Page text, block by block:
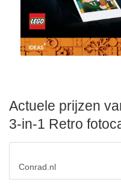
Actuele prijzen
3-in-1 Retro
Conrad.nl